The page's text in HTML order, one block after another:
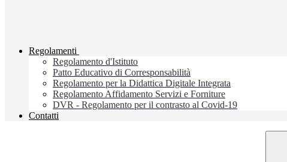
Regolamenti
Regolamento d'Istituto
Patto Educativo di Corresponsabilità
Regolamento per la Didattica Digitale Integrata
Regolamento Affidamento Servizi e Forniture
DVR - Regolamento per il contrasto al Covid-19
Contatti